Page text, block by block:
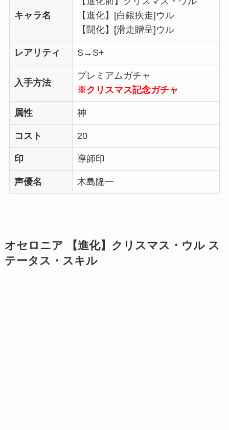
キャラ名
【進化】[白銀疾走]ウル
【闘化】[滑走贈呈]ウル
レアリティ S→S+
入手方法
プレミアムガチャ
※クリスマス記念ガチャ
属性 神
コスト 20
印 導師印
声優名 木島隆一
オセロニア 【進化】クリスマス・ウル ス
テータス・スキル